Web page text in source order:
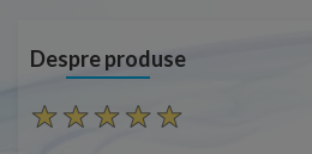
Despre produse